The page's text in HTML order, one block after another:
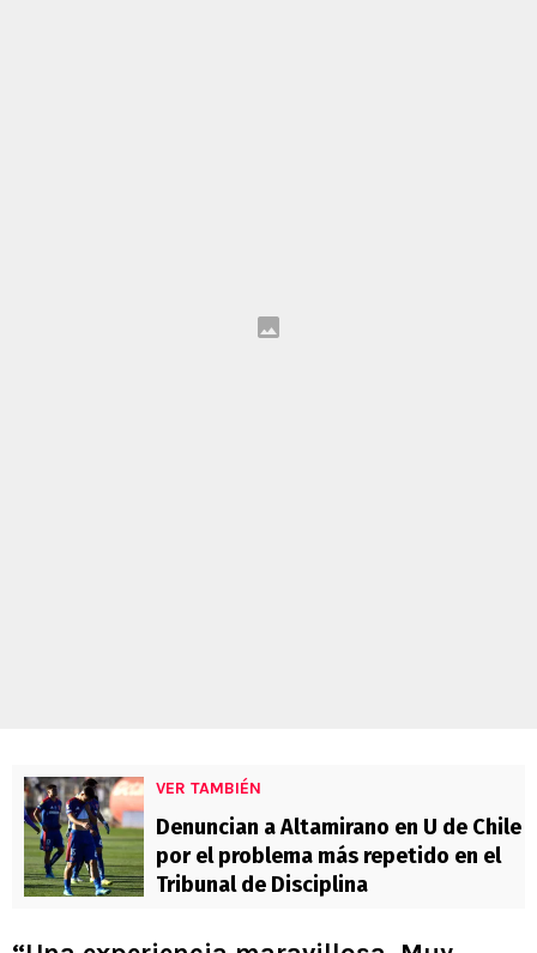
VER TAMBIÉN
Denuncian a Altamirano en U de Chile
por el problema más repetido en el
Tribunal de Disciplina